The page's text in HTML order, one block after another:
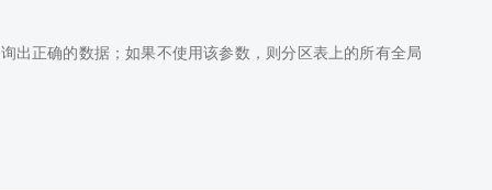
出正确的数据；如果不使用该参数，则分区表上的所有全局